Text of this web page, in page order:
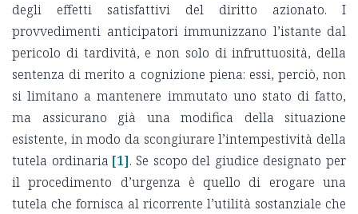
degli effetti satisfattivi del diritto azionato. I
provvedimenti anticipatori immunizzano l’istante dal
pericolo di tardività, e non solo di infruttuosità, della
sentenza di merito a cognizione piena: essi, perciò, non
si limitano a mantenere immutato uno stato di fatto,
ma assicurano già una modifica della situazione
esistente, in modo da scongiurare l’intempestività della
tutela ordinaria [1]. Se scopo del giudice designato per
il procedimento d’urgenza è quello di erogare una
tutela che fornisca al ricorrente l’utilità sostanziale che